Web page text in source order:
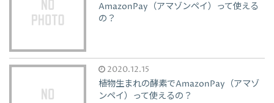
AmazonPay（アマゾンペイ）って使える
の？
2020.12.15
植物生まれの酵素でAmazonPay（アマゾ
ンペイ）って使えるの？